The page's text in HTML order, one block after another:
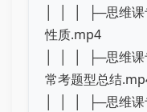
│ │ │ ├─思维课
性质.mp4
│ │ │ ├─思维课
常考题型总结
│ │ │ ├─思维课